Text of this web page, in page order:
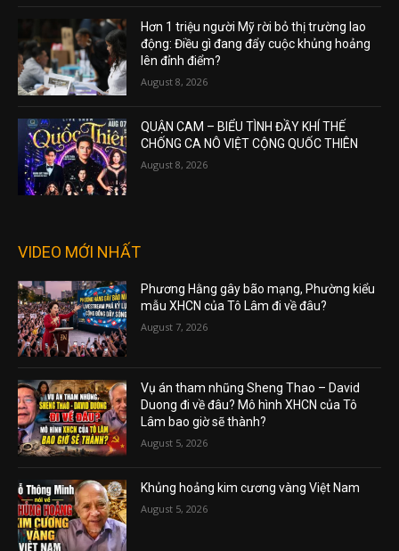
Hơn 1 triệu người Mỹ rời bỏ thị trường lao
động: Điều gì đang đẩy cuộc khủng hoảng
lên đỉnh điểm?
August 8, 2026
QUẬN CAM – BIỂU TÌNH ĐẦY KHÍ THẾ
CHỐNG CA NÔ VIỆT CỘNG QUỐC THIÊN
August 8, 2026
VIDEO MỚI NHẤT
Phương Hằng gây bão mạng, Phường kiểu
mẫu XHCN của Tô Lâm đi về đâu?
August 7, 2026
Vụ án tham nhũng Sheng Thao – David
Duong đi về đâu? Mô hình XHCN của Tô
Lâm bao giờ sẽ thành?
August 5, 2026
Khủng hoảng kim cương vàng Việt Nam
August 5, 2026